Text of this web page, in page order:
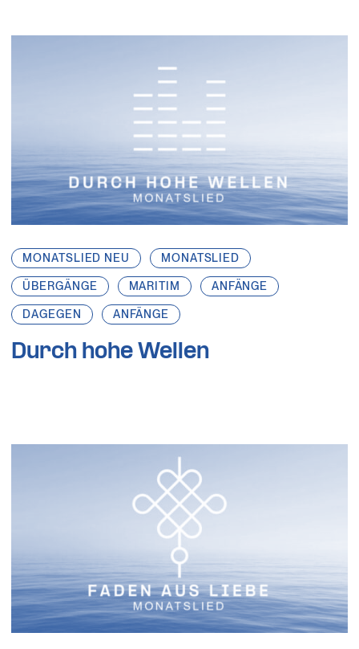
MONATSLIED NEU MONATSLIED
ÜBERGÄNGE MARITIM ANFÄNGE
DAGEGEN ANFÄNGE
Durch hohe Wellen